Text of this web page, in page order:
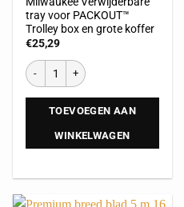
tray voor PACKOUT™
Trolley box en grote koffer
€25,29
TOEVOEGEN AAN
WINKELWAGEN